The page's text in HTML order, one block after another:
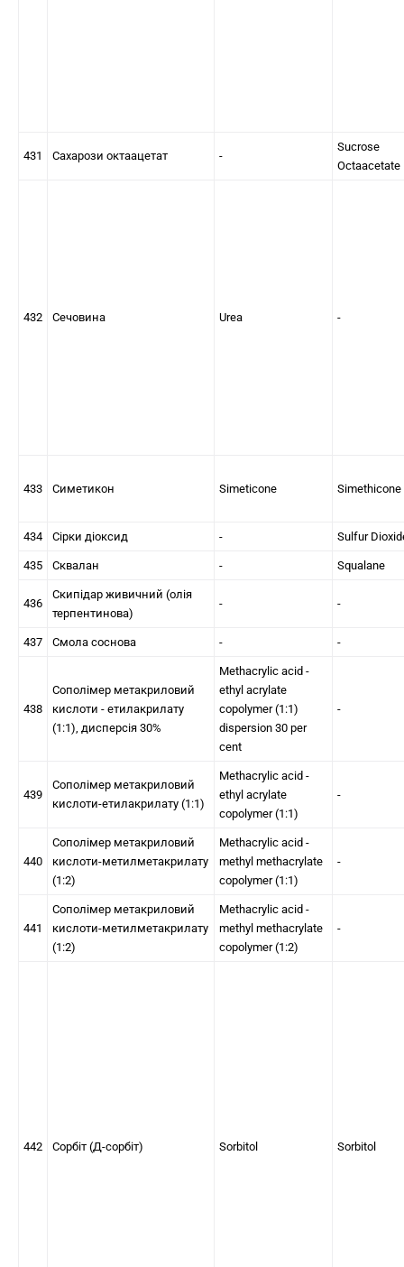
431 Сахарози октаацетат -
Sucrose
Octaacetate
432 Сечовина Urea -
433 Симетикон Simeticone Simethicone
434 Сірки діоксид - Sulfur
435 Сквалан - Squalane
436
Скипідар живичний (олія
терпентинова)
- -
437 Смола соснова - -
438
Сополімер метакриловий
кислоти - етилакрилату
(1:1), дисперсія 30%
Methacrylic acid -
ethyl acrylate
copolymer (1:1)
dispersion 30 per
cent
-
439
Сополімер метакриловий
кислоти-етилакрилату (1:1)
Methacrylic acid -
ethyl acrylate
copolymer (1:1)
-
440
Сополімер метакриловий
кислоти-метилметакрилату
(1:2)
Methacrylic acid -
methyl methacrylate
copolymer (1:1)
-
441
Сополімер метакриловий
кислоти-метилметакрилату
(1:2)
Methacrylic acid -
methyl methacrylate
copolymer (1:2)
-
442 Сорбіт (Д-сорбіт) Sorbitol Sorbitol